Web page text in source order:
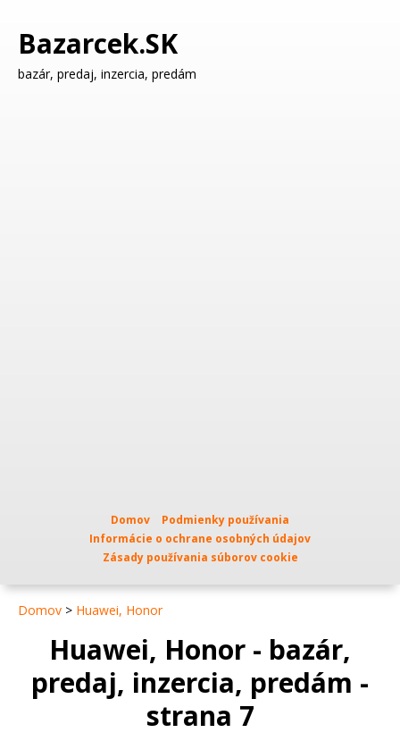
Bazarcek.SK
bazár, predaj, inzercia, predám
Domov
Podmienky používania
Informácie o ochrane osobných údajov
Zásady používania súborov cookie
Domov > Huawei, Honor
Huawei, Honor - bazár,
predaj, inzercia, predám -
strana 7